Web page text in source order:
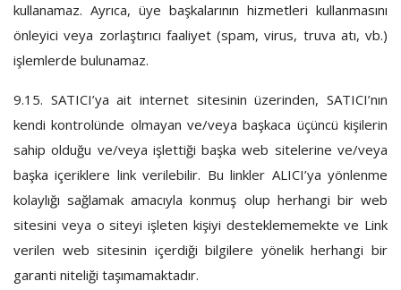
kullanamaz. Ayrıca, üye başkalarının hizmetleri kullanmasını
önleyici veya zorlaştırıcı faaliyet (spam, virus, truva atı, vb.)
işlemlerde bulunamaz.
9.15. SATICI’ya ait internet sitesinin üzerinden, SATICI’nın
kendi kontrolünde olmayan ve/veya başkaca üçüncü kişilerin
sahip olduğu ve/veya işlettiği başka web sitelerine ve/veya
başka içeriklere link verilebilir. Bu linkler ALICI’ya yönlenme
kolaylığı sağlamak amacıyla konmuş olup herhangi bir web
sitesini veya o siteyi işleten kişiyi desteklememekte ve Link
verilen web sitesinin içerdiği bilgilere yönelik herhangi bir
garanti niteliği taşımamaktadır.